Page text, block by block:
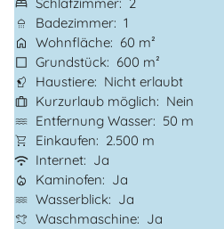
Schlafzimmer
2
Badezimmer 1
Wohnfläche
60 m²
Grundstück
600 m²
Haustiere
Nicht erlaubt
Kurzurlaub möglich
Nein
Entfernung Wasser
50 m
Einkaufen
2.500 m
Internet
Ja
Kaminofen
Ja
Wasserblick
Ja
Waschmaschine
Ja